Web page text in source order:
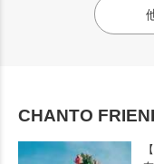
CHANTO